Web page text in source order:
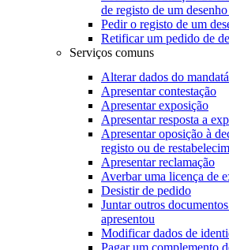
de registo de um
Pedir o registo de um
Retificar um pedido de
Serviços comuns
Alterar dados do
Apresentar contestação
Apresentar exposição
Apresentar resposta a
Apresentar oposição à
registo ou de
Apresentar reclamação
Averbar uma licença de
Desistir de pedido
Juntar outros
apresentou
Modificar dados de
Pagar um complemento